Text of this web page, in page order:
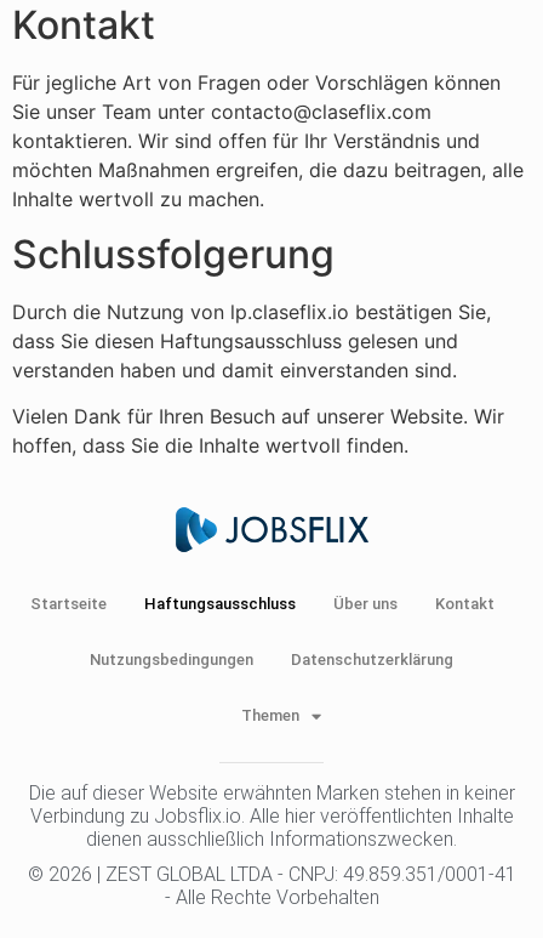
Kontakt
Für jegliche Art von Fragen oder Vorschlägen können
Sie unser Team unter contacto@claseflix.com
kontaktieren. Wir sind offen für Ihr Verständnis und
möchten Maßnahmen ergreifen, die dazu beitragen, alle
Inhalte wertvoll zu machen.
Schlussfolgerung
Durch die Nutzung von lp.claseflix.io bestätigen Sie,
dass Sie diesen Haftungsausschluss gelesen und
verstanden haben und damit einverstanden sind.
Vielen Dank für Ihren Besuch auf unserer Website. Wir
hoffen, dass Sie die Inhalte wertvoll finden.
Startseite Haftungsausschluss Über uns Kontakt
Nutzungsbedingungen Datenschutzerklärung
Themen
Die auf dieser Website erwähnten Marken stehen in keiner
Verbindung zu Jobsflix.io. Alle hier veröffentlichten Inhalte
dienen ausschließlich Informationszwecken.
© 2026 | ZEST GLOBAL LTDA - CNPJ: 49.859.351/0001-41
- Alle Rechte Vorbehalten